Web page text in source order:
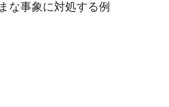
な事象に対処する例